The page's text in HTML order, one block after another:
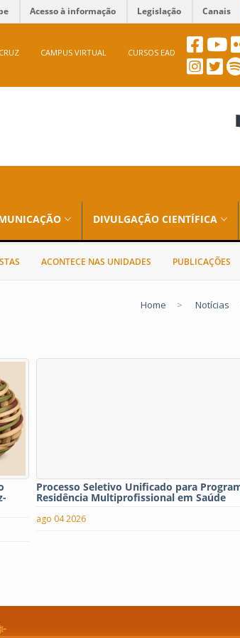
Acesso à informação Legislação Canais
CAMPUS VIRTUAL CURSOS EAD
DIVULGAÇÃO CIENTÍFICA
ACONTECE NAS UNIDADES PUBLICAÇÕES
Home > Notícias
Processo Seletivo Unificado para
Residência Multiprofissional em Saúde
ago 04 2026